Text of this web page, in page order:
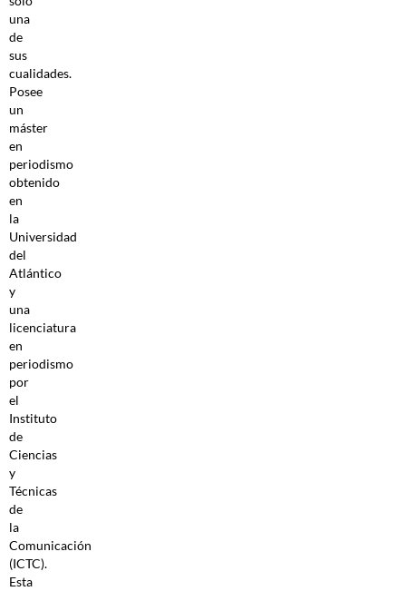
una
de
sus
cualidades.
Posee
un
máster
en
periodismo
obtenido
en
la
Universidad
del
Atlántico
y
una
licenciatura
en
periodismo
por
el
Instituto
de
Ciencias
y
Técnicas
de
la
Comunicación
(ICTC).
Esta